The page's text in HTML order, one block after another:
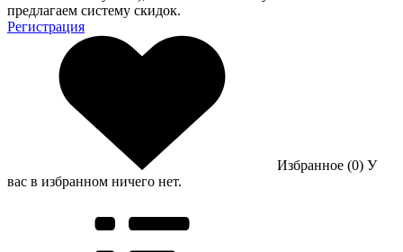
предлагаем систему скидок.
Регистрация
Избранное (0) У
вас в избранном ничего нет.